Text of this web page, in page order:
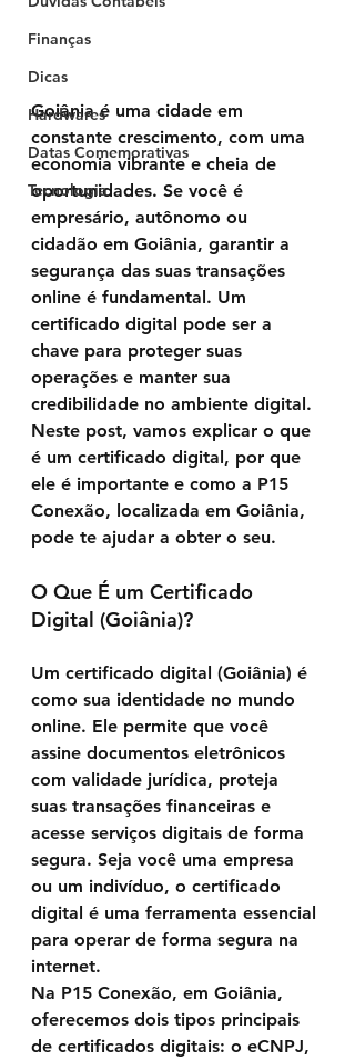
Finanças
Dicas
Hardwares
Datas Comemorativas
Tecnologia
Goiânia é uma cidade em
constante crescimento, com uma
economia vibrante e cheia de
oportunidades. Se você é
empresário, autônomo ou
cidadão em Goiânia, garantir a
segurança das suas transações
online é fundamental. Um
certificado digital pode ser a
chave para proteger suas
operações e manter sua
credibilidade no ambiente digital.
Neste post, vamos explicar o que
é um certificado digital, por que
ele é importante e como a P15
Conexão, localizada em Goiânia,
pode te ajudar a obter o seu.
O Que É um Certificado
Digital (Goiânia)?
Um certificado digital (Goiânia) é
como sua identidade no mundo
online. Ele permite que você
assine documentos eletrônicos
com validade jurídica, proteja
suas transações financeiras e
acesse serviços digitais de forma
segura. Seja você uma empresa
ou um indivíduo, o certificado
digital é uma ferramenta essencial
para operar de forma segura na
internet.
Na P15 Conexão, em Goiânia,
oferecemos dois tipos principais
de certificados digitais: o eCNPJ,
Powered by
InnoTech Apps